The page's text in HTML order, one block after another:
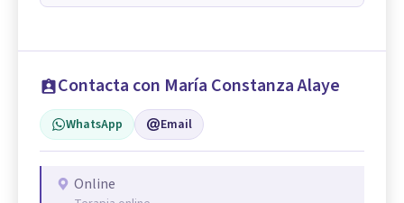
Contacta con María Constanza Alaye
WhatsApp Email
Online